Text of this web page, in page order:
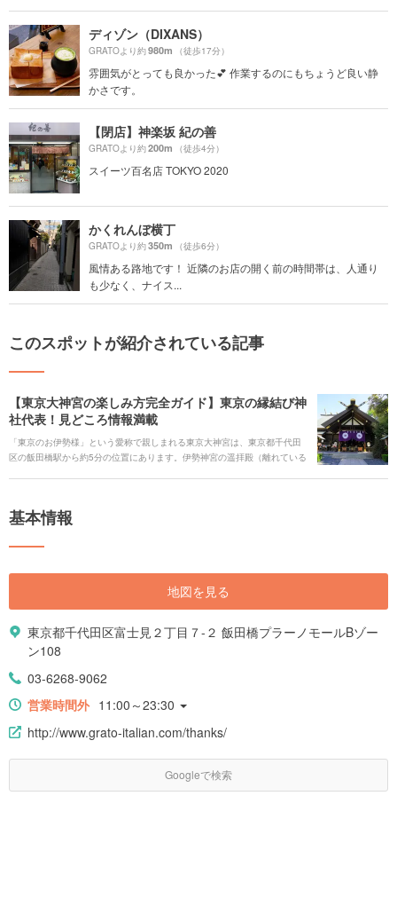
ディゾン（DIXANS）
GRATOより約980m （徒歩17分）
雰囲気がとっても良かった💕 作業するのにもちょうど良い静
かさです。
【閉店】神楽坂 紀の善
GRATOより約200m （徒歩4分）
スイーツ百名店 TOKYO 2020
かくれんぼ横丁
GRATOより約350m （徒歩6分）
風情ある路地です！ 近隣のお店の開く前の時間帯は、人通り
も少なく、ナイス...
このスポットが紹介されている記事
【東京大神宮の楽しみ方完全ガイド】東京の縁結び神
社代表！見どころ情報満載
「東京のお伊勢様」という愛称で親しまれる東京大神宮は、東京都千代田
区の飯田橋駅から約5分の位置にあります。伊勢神宮の遥拝殿（離れている
した。「恋みくじ」や「縁結び守り」を求めてやってくる参拝客が多く、
基本情報
地図を見る
東京都千代田区富士見２丁目７-２ 飯田橋プラーノモールBゾー
ン108
03-6268-9062
営業時間外 11:00～23:30
http://www.grato-italian.com/thanks/
Googleで検索